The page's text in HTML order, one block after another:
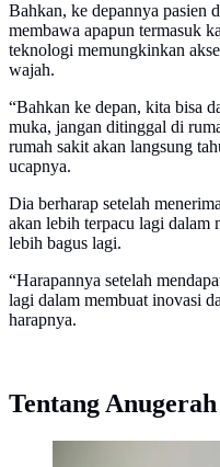
Bahkan, ke depannya pasien
membawa apapun termasuk
teknologi memungkinkan
wajah.
“Bahkan ke depan, kita bisa
muka, jangan ditinggal di
rumah sakit akan langsung
ucapnya.
Dia berharap setelah
akan lebih terpacu lagi dalam
lebih bagus lagi.
“Harapannya setelah
lagi dalam membuat inovasi
harapnya.
Tentang
Dirut BPJS